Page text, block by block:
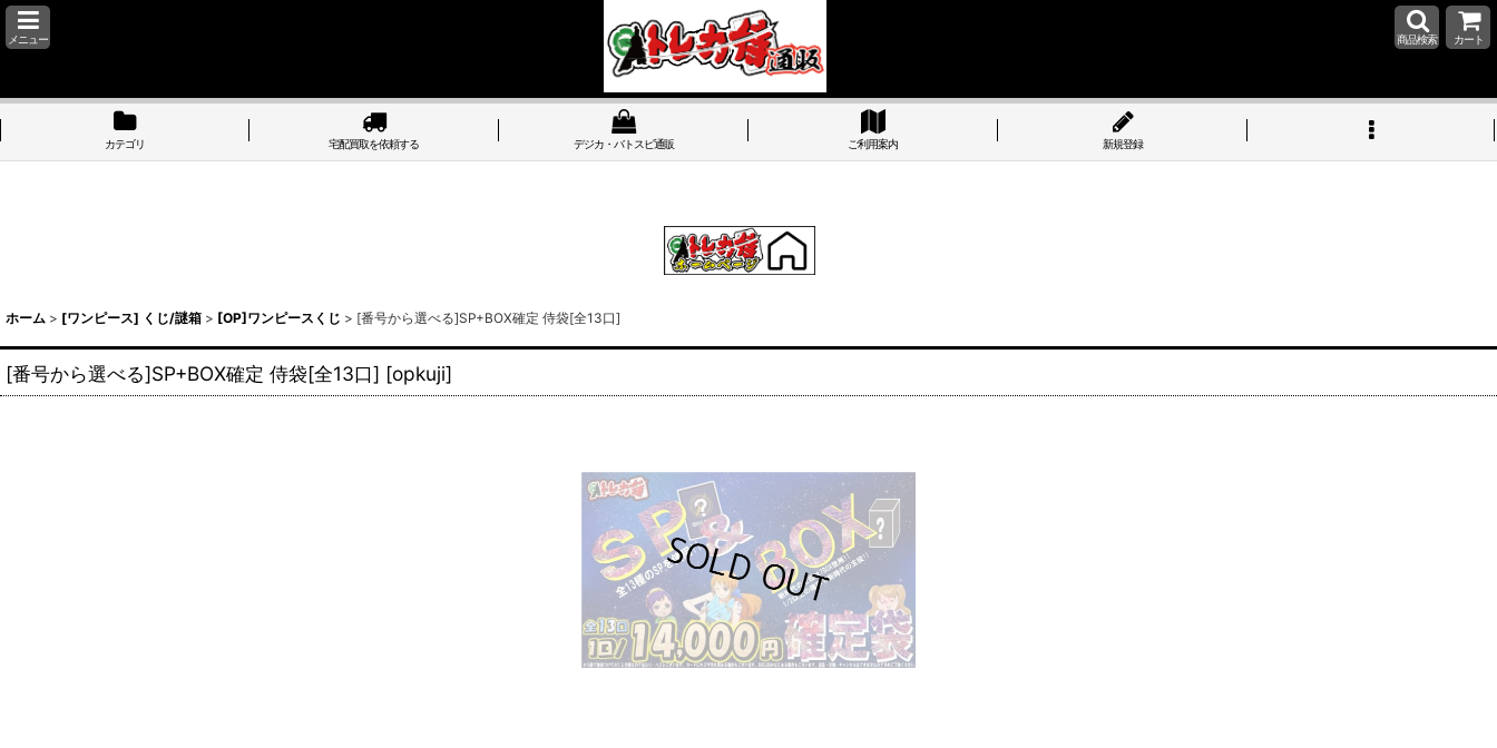
メニュー 商品検索 カート
カテゴリ 宅配買取を依頼する デジカ・バトスピ通販 ご利用案内 新規登録
ホーム > [ワンピース] くじ/謎箱 > [OP]ワンピースくじ > [番号から選べる]SP+BOX確定 侍袋[全13口]
[番号から選べる]SP+BOX確定 侍袋[全13口] [opkuji]